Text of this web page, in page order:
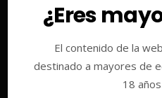
¿Eres
El contenido de la
destinado a mayores de
18
La Asociación Gallega de